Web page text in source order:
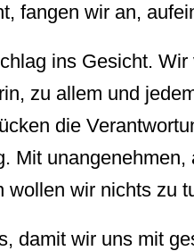
fangen wir an,
ins Gesicht.
zu allem und
die
Mit unangenehmen,
wollen wir nichts zu
damit wir uns mit